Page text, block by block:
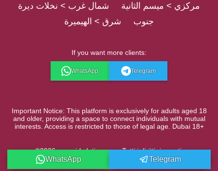
شمال غرب > نخلات ديرة
مركزي > ميسم الثانية
شرق > الهيميرة
جنوب
If you want more clients:
WhatsApp Telegram
Important Notice: This platform is exclusively for adults aged 18
and older, providing a space to connect individuals with mutual
interests. Access is restricted to those of legal age. Dubai 18+
©2026 eurogirlsdating.com. Tutti i diritti riservati.
WhatsApp Telegram